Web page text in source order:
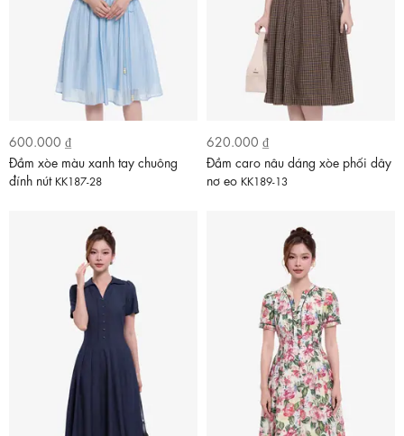
600.000 ₫
Đầm xòe màu xanh tay chuông
đính nút KK187-28
620.000 ₫
Đầm caro nâu dáng xòe phối dây
nơ eo KK189-13